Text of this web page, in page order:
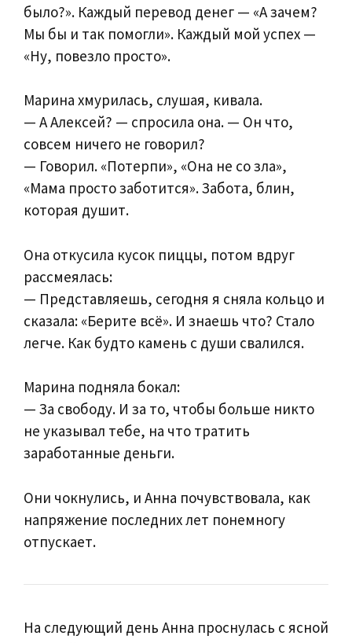
было?». Каждый перевод денег — «А зачем?
Мы бы и так помогли». Каждый мой успех —
«Ну, повезло просто».
Марина хмурилась, слушая, кивала.
— А Алексей? — спросила она. — Он что,
совсем ничего не говорил?
— Говорил. «Потерпи», «Она не со зла»,
«Мама просто заботится». Забота, блин,
которая душит.
Она откусила кусок пиццы, потом вдруг
рассмеялась:
— Представляешь, сегодня я сняла кольцо и
сказала: «Берите всё». И знаешь что? Стало
легче. Как будто камень с души свалился.
Марина подняла бокал:
— За свободу. И за то, чтобы больше никто
не указывал тебе, на что тратить
заработанные деньги.
Они чокнулись, и Анна почувствовала, как
напряжение последних лет понемногу
отпускает.
На следующий день Анна проснулась с ясной